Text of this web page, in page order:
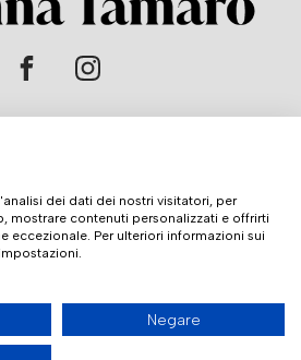
LIBRI
CONTATTI
dei dati dei nostri visitatori, per
mostrare contenuti personalizzati e offrirti
eccezionale. Per ulteriori informazioni sui
Negare